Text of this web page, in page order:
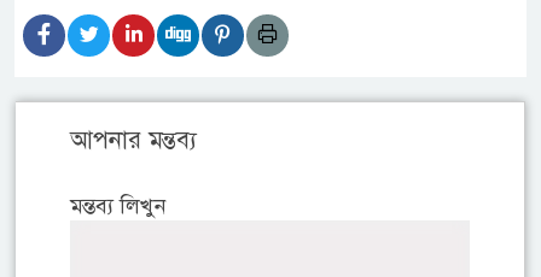
আপনার মন্তব্য
মন্তব্য লিখুন